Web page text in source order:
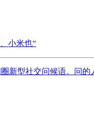
小米也“
新型社交问候语。问